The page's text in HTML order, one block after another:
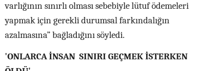
varlığının sınırlı olması sebebiyle lütuf ödemeleri
yapmak için gerekli durumsal farkındalığın
azalmasına” bağladığını söyledi.
'ONLARCA İNSAN SINIRI GEÇMEK İSTERKEN